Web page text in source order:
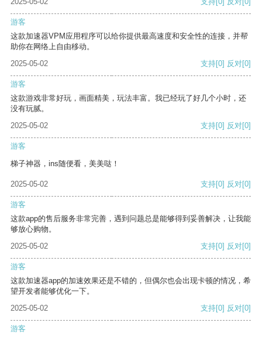
游客
这款加速器VPM应用程序可以给你提供最高速度和安全性的连接，并帮
助你在网络上自由移动。
2025-05-02
支持[0] 反对[0]
游客
这款游戏非常好玩，画面精美，玩法丰富。我已经玩了好几个小时，还
没有玩腻。
2025-05-02
支持[0] 反对[0]
游客
梯子神器，ins随便看，美美哒！
2025-05-02 支持[0] 反对[0]
游客
这款app的售后服务非常完善，遇到问题总是能够得到妥善解决，让我能
够放心购物。
2025-05-02
支持[0] 反对[0]
游客
这款加速器app的加速效果还是不错的，但偶尔也会出现卡顿的情况，希
望开发者能够优化一下。
2025-05-02
支持[0] 反对[0]
游客